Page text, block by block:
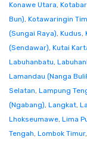
Konawe Utara,
Bun), Kotawaringin
(Sungai Raya), Kudus,
(Sendawar), Kutai
Labuhanbatu,
Lamandau (Nanga
Selatan, Lampung
(Ngabang), Langkat,
Lhokseumawe, Lima
Tengah, Lombok Timur,